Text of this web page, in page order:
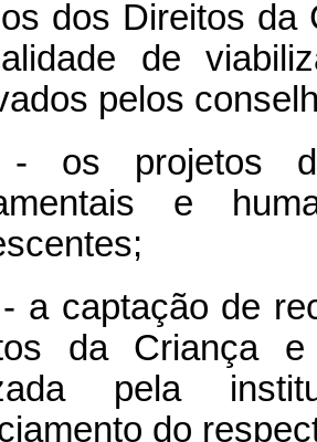
dos Direitos da
de
pelos
os projetos
e
a captação de
da Criança
pela
do